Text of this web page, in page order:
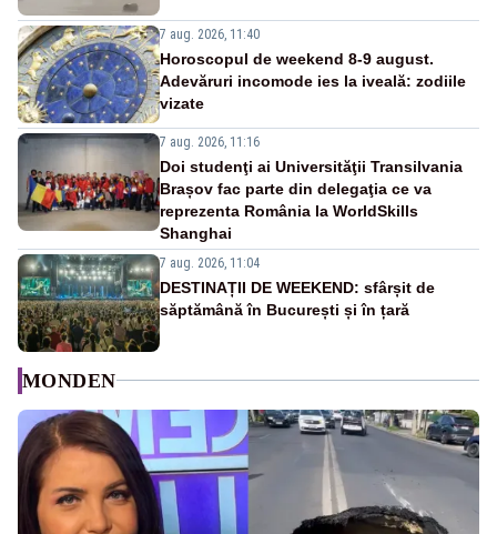
7 aug. 2026, 11:40
Horoscopul de weekend 8-9 august.
Adevăruri incomode ies la iveală: zodiile
vizate
7 aug. 2026, 11:16
Doi studenţi ai Universităţii Transilvania
Brașov fac parte din delegaţia ce va
reprezenta România la WorldSkills
Shanghai
7 aug. 2026, 11:04
DESTINAȚII DE WEEKEND: sfârșit de
săptămână în București și în țară
MONDEN